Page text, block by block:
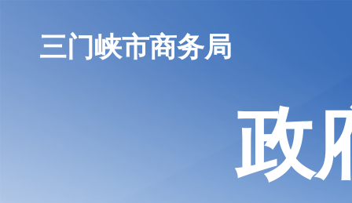
三门峡市商务局
政